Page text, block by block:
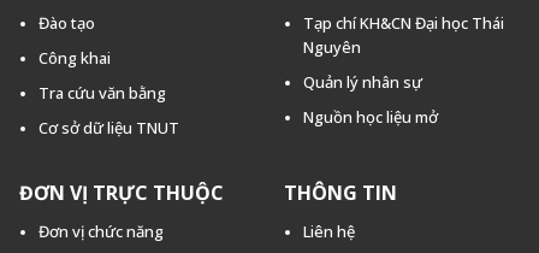
Đào tạo
Công khai
Tra cứu văn bằng
Cơ sở dữ liệu TNUT
Tạp chí KH&CN Đại học Thái
Nguyên
Quản lý nhân sự
Nguồn học liệu mở
ĐƠN VỊ TRỰC THUỘC
Đơn vị chức năng
THÔNG TIN
Liên hệ